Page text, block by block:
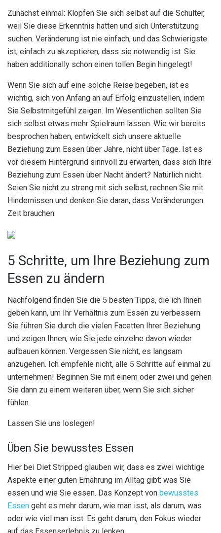
Zunächst einmal: Klopfen Sie sich selbst auf die Schulter,
weil Sie diese Erkenntnis hatten und sich Unterstützung
suchen. Veränderung ist nie einfach, und das Schwierigste
ist, einfach zu akzeptieren, dass sie notwendig ist. Sie
haben additionally schon einen tollen Begin hingelegt!
Wenn Sie sich auf eine solche Reise begeben, ist es
wichtig, sich von Anfang an auf Erfolg einzustellen, indem
Sie Selbstmitgefühl zeigen. Im Wesentlichen sollten Sie
sich selbst etwas mehr Spielraum lassen. Wie wir bereits
besprochen haben, entwickelt sich unsere aktuelle
Beziehung zum Essen über Jahre, nicht über Tage. Ist es
vor diesem Hintergrund sinnvoll zu erwarten, dass sich Ihre
Beziehung zum Essen über Nacht ändert? Natürlich nicht.
Seien Sie nicht zu streng mit sich selbst, rechnen Sie mit
Hindernissen und denken Sie daran, dass Veränderungen
Zeit brauchen.
5 Schritte, um Ihre Beziehung zum
Essen zu ändern
Nachfolgend finden Sie die 5 besten Tipps, die ich Ihnen
geben kann, um Ihr Verhältnis zum Essen zu verbessern.
Sie führen Sie durch die vielen Facetten Ihrer Beziehung
und zeigen Ihnen, wie Sie jede einzelne davon wieder
aufbauen können. Vergessen Sie nicht, es langsam
anzugehen. Ich empfehle nicht, alle 5 Schritte auf einmal zu
unternehmen! Beginnen Sie mit einem oder zwei und gehen
Sie dann zu einem weiteren über, wenn Sie sich sicher
fühlen.
Lassen Sie uns loslegen!
Üben Sie bewusstes Essen
Hier bei Diet Stripped glauben wir, dass es zwei wichtige
Aspekte einer guten Ernährung im Alltag gibt: was Sie
essen und wie Sie essen. Das Konzept von bewusstes
Essen geht es mehr darum, wie man isst, als darum, was
oder wie viel man isst. Es geht darum, den Fokus wieder
auf das Essenserlebnis zu lenken.